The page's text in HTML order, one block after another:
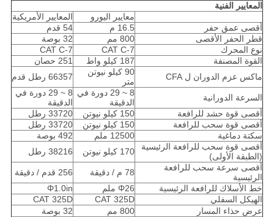
المعايير الفنية
معايير اليورو
المعايير الأمريكية
أقصى عمق حفر
16.5 م
54 قدم
قطر الحفر الأقصى
800 مم
32 بوصة
نوع المحرك
CAT C-7
CAT C-7
القوة المصنفة
187 كيلو واط
251 حصان
ماكس عزم الدوران ل CFA
90 كيلو نيوتن
متر
66357 رطل قدم
السرعة الدورانية
8 ~ 29 دورة في
الدقيقة
8 ~ 29 دورة في
الدقيقة
أقصى قوة حشد للرافعة
150 كيلو نيوتن
33720 رطل
أقصى قوة سحب للرافعة
150 كيلو نيوتن
33720 رطل
سكتة دماغية
12500 ملم
492 بوصة
أقصى قوة سحب للرافعة الرئيسية
(الطبقة الأولى)
170 كيلو نيوتن
38216 رطل
أقصى سرعة سحب للرافعة
الرئيسية
78 م / دقيقة
256 قدم / دقيقة
خط الأسلاك للرافعة الرئيسية
Φ26 ملم
Φ1.0in
الهيكل السفلي
CAT 325D
CAT 325D
عرض حذاء المسار
800 مم
32 بوصة